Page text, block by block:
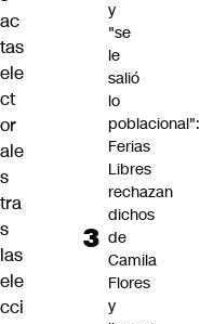
ac
tas
ele
ct
or
ale
s
tra
s
las
ele
cci
y
"se
le
salió
lo
poblacional":
Ferias
Libres
rechazan
dichos
de
Camila
Flores
y